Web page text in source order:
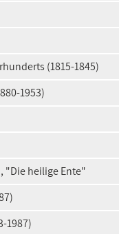
(1815-1845)
1953)
"Die heilige Ente"
1987)